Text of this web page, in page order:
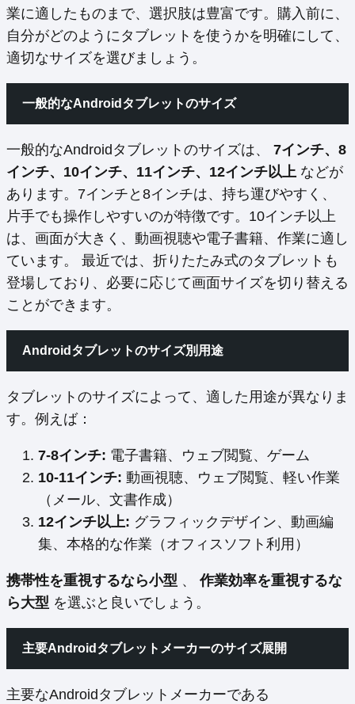
業に適したものまで、選択肢は豊富です。購入前に、
自分がどのようにタブレットを使うかを明確にして、
適切なサイズを選びましょう。
一般的なAndroidタブレットのサイズ
一般的なAndroidタブレットのサイズは、 7インチ、8
インチ、10インチ、11インチ、12インチ以上 などが
あります。7インチと8インチは、持ち運びやすく、
片手でも操作しやすいのが特徴です。10インチ以上
は、画面が大きく、動画視聴や電子書籍、作業に適し
ています。 最近では、折りたたみ式のタブレットも
登場しており、必要に応じて画面サイズを切り替える
ことができます。
Androidタブレットのサイズ別用途
タブレットのサイズによって、適した用途が異なりま
す。例えば：
7-8インチ: 電子書籍、ウェブ閲覧、ゲーム
10-11インチ: 動画視聴、ウェブ閲覧、軽い作業
（メール、文書作成）
12インチ以上: グラフィックデザイン、動画編
集、本格的な作業（オフィスソフト利用）
携帯性を重視するなら小型 、作業効率を重視するな
ら大型 を選ぶと良いでしょう。
主要Androidタブレットメーカーのサイズ展開
主要なAndroidタブレットメーカーである